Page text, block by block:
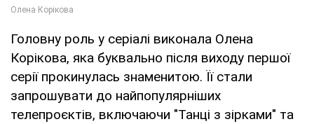
Головну роль у серіалі виконала Олена
Корікова, яка буквально після виходу першої
серії прокинулась знаменитою. Її стали
запрошувати до найпопулярніших
телепроєктів, включаючи "Танці з зірками" та